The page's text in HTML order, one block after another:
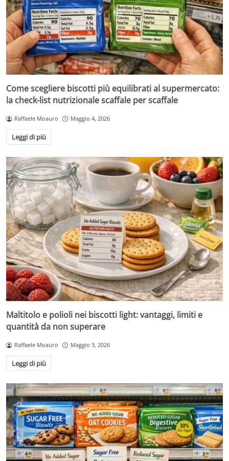
Come scegliere biscotti più equilibrati al supermercato:
la check-list nutrizionale scaffale per scaffale
Raffaele Moauro Maggio 4, 2026
Leggi di più
Maltitolo e polioli nei biscotti light: vantaggi, limiti e
quantità da non superare
Raffaele Moauro Maggio 3, 2026
Leggi di più